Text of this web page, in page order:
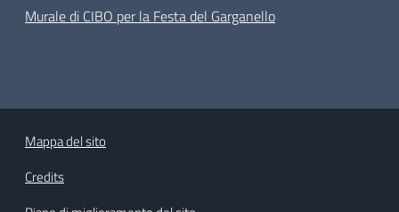
Murale di CIBO per la Festa del Garganello
Mappa del sito
Credits